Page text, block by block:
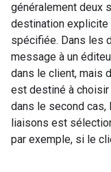
généralement deux
destination explicite
spécifiée. Dans les
message à un
dans le client, mais
est destiné à
dans le second cas,
liaisons est
par exemple, si le